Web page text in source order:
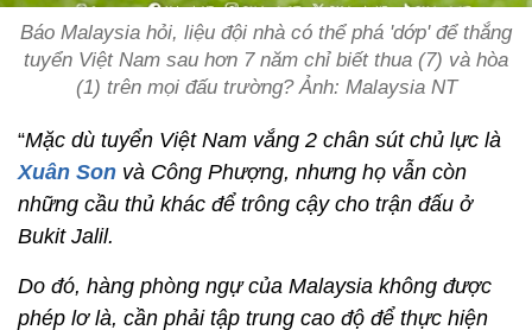
Báo Malaysia hỏi, liệu đội nhà có thể phá 'dớp' để thắng
tuyển Việt Nam sau hơn 7 năm chỉ biết thua (7) và hòa
(1) trên mọi đấu trường? Ảnh: Malaysia NT
“Mặc dù tuyển Việt Nam vắng 2 chân sút chủ lực là
Xuân Son và Công Phượng, nhưng họ vẫn còn
những cầu thủ khác để trông cậy cho trận đấu ở
Bukit Jalil.
Do đó, hàng phòng ngự của Malaysia không được
phép lơ là, cần phải tập trung cao độ để thực hiện